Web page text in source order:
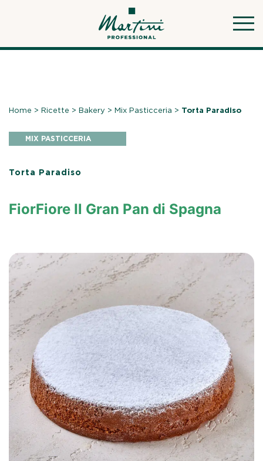
Home >Ricette >Bakery >Mix Pasticceria > Torta Paradiso
MIX PASTICCERIA
Torta Paradiso
FiorFiore Il Gran Pan di Spagna